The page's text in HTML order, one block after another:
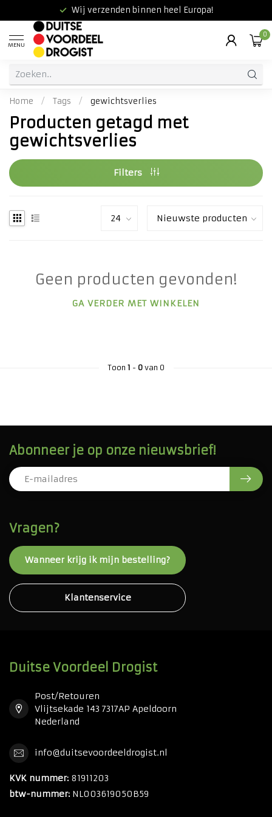
Wij verzenden binnen heel Europa!
MENU
0
Home / Tags / gewichtsverlies
Producten getagd met
gewichtsverlies
Filters
Geen producten gevonden!
GA VERDER MET WINKELEN
Toon 1 - 0van 0
Vragen?
Wanneer krijg ik mijn bestelling?
Klantenservice
Abonneer je op onze nieuwsbrief!
Duitse Voordeel Drogist
Post/Retouren
Vlijtsekade 143 7317AP Apeldoorn
Nederland
info@duitsevoordeeldrogist.nl
KVK nummer: 81911203
btw-nummer: NL003619050B59